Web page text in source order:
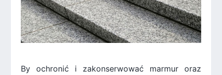
By ochronić i zakonserwować marmur oraz